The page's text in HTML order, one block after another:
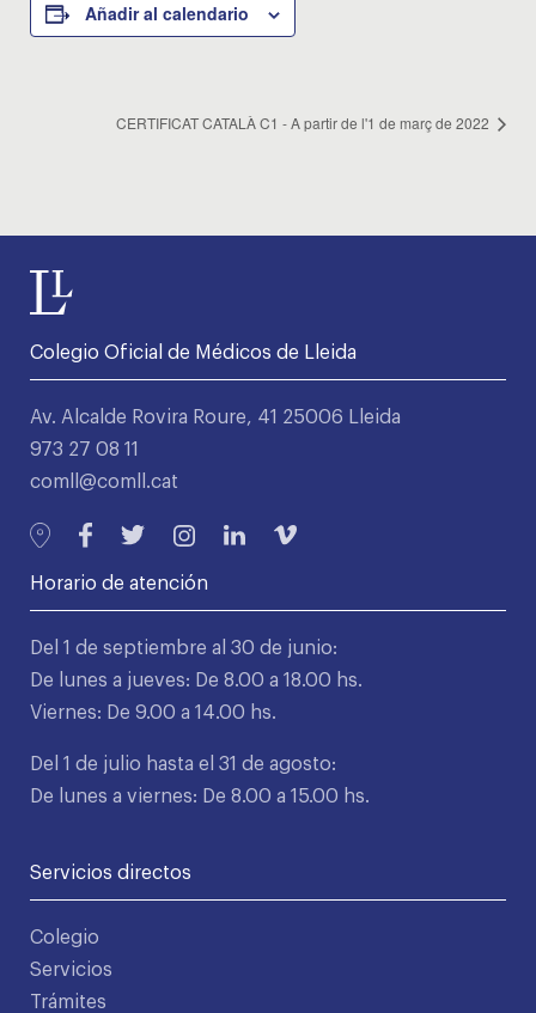
Añadir al calendario
CERTIFICAT CATALÀ C1 - A partir de l'1 de març de 2022
Colegio Oficial de Médicos de Lleida
Av. Alcalde Rovira Roure, 41 25006 Lleida
973 27 08 11
comll@comll.cat
Horario de atención
Del 1 de septiembre al 30 de junio:
De lunes a jueves: De 8.00 a 18.00 hs.
Viernes: De 9.00 a 14.00 hs.
Del 1 de julio hasta el 31 de agosto:
De lunes a viernes: De 8.00 a 15.00 hs.
Servicios directos
Colegio
Servicios
Trámites